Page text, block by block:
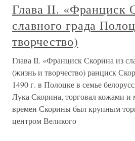
Глава II. «Франциск
славного града
творчество)
Глава II. «Франциск Скорина из
(жизнь и творчество) ранциск
1490 г. в Полоцке в семье
Лука Скорина, торговал кожами
времен Скорины был крупным
центром Великого